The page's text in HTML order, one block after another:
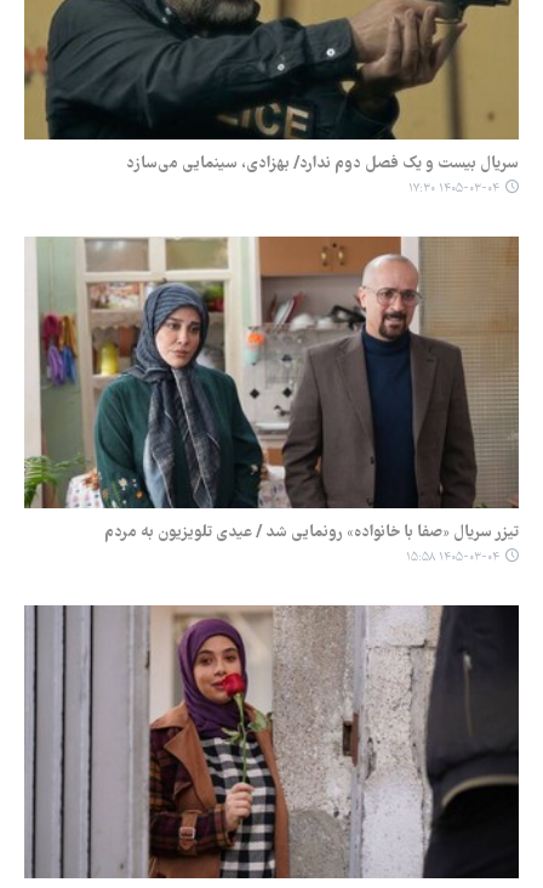
سریال بیست و یک فصل دوم ندارد/ بهزادی، سینمایی می‌سازد
۱۴۰۵-۰۳-۰۴ ۱۷:۳۰
تیزر سریال «صفا با خانواده» رونمایی شد / عیدی تلویزیون به مردم
۱۴۰۵-۰۳-۰۴ ۱۵:۵۸